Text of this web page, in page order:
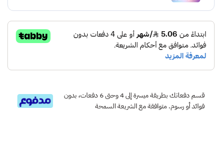
قسم دفعاتك بطريقة ميسرة إلى 4 وحتى 6 دفعات، بدون
فوائد أو رسوم. متوافقة مع الشريعة السمحة